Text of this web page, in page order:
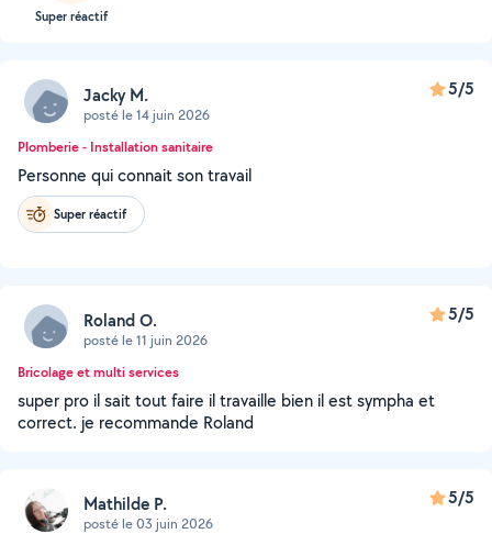
Super réactif
Jacky M.
posté le 14 juin 2026
5/5
Plomberie - Installation sanitaire
Personne qui connait son travail
Super réactif
Roland O.
posté le 11 juin 2026
5/5
Bricolage et multi services
super pro il sait tout faire il travaille bien il est sympha et
correct. je recommande Roland
Mathilde P.
posté le 03 juin 2026
5/5